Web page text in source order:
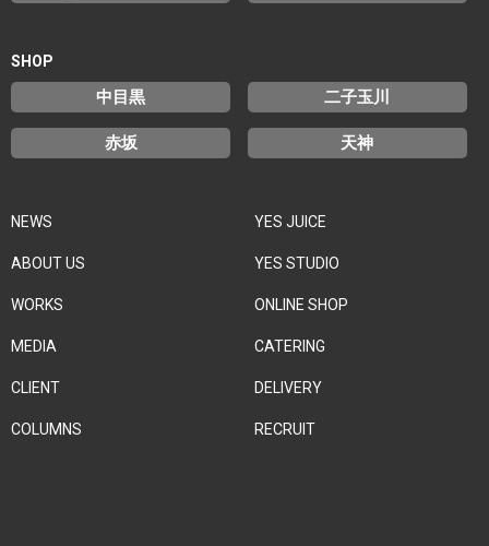
NEWS
ABOUT US
WORKS
MEDIA
CLIENT
COLUMNS
YES JUICE
YES STUDIO
ONLINE SHOP
CATERING
DELIVERY
RECRUIT
SHOP
中目黒 二子玉川
赤坂 天神